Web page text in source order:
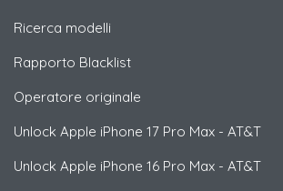
Ricerca modelli
Rapporto Blacklist
Operatore originale
Unlock Apple iPhone 17 Pro Max - AT&T
Unlock Apple iPhone 16 Pro Max - AT&T